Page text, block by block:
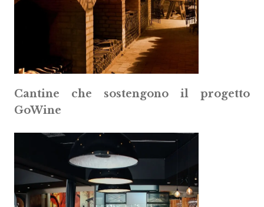
Cantine che sostengono il progetto
GoWine